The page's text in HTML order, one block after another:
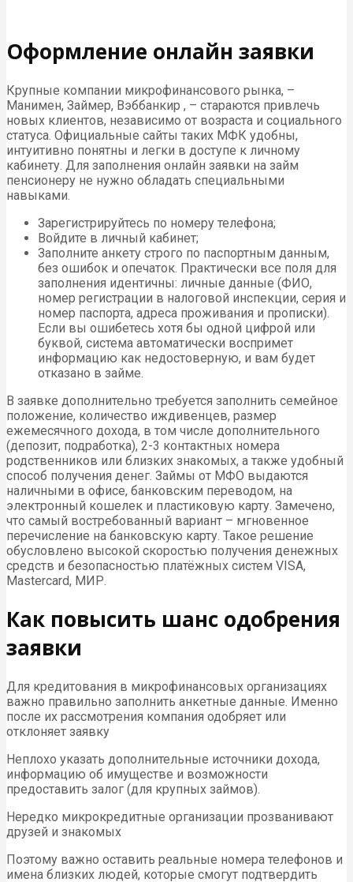
Оформление онлайн заявки
Крупные компании микрофинансового рынка, –
Манимен, Займер, Вэббанкир , – стараются привлечь
новых клиентов, независимо от возраста и социального
статуса. Официальные сайты таких МФК удобны,
интуитивно понятны и легки в доступе к личному
кабинету. Для заполнения онлайн заявки на займ
пенсионеру не нужно обладать специальными
навыками.
Зарегистрируйтесь по номеру телефона;
Войдите в личный кабинет;
Заполните анкету строго по паспортным данным,
без ошибок и опечаток. Практически все поля для
заполнения идентичны: личные данные (ФИО,
номер регистрации в налоговой инспекции, серия и
номер паспорта, адреса проживания и прописки).
Если вы ошибетесь хотя бы одной цифрой или
буквой, система автоматически воспримет
информацию как недостоверную, и вам будет
отказано в займе.
В заявке дополнительно требуется заполнить семейное
положение, количество иждивенцев, размер
ежемесячного дохода, в том числе дополнительного
(депозит, подработка), 2-3 контактных номера
родственников или близких знакомых, а также удобный
способ получения денег. Займы от МФО выдаются
наличными в офисе, банковским переводом, на
электронный кошелек и пластиковую карту. Замечено,
что самый востребованный вариант – мгновенное
перечисление на банковскую карту. Такое решение
обусловлено высокой скоростью получения денежных
средств и безопасностью платёжных систем VISA,
Mastercard, МИР.
Как повысить шанс одобрения
заявки
Для кредитования в микрофинансовых организациях
важно правильно заполнить анкетные данные. Именно
после их рассмотрения компания одобряет или
отклоняет заявку
Неплохо указать дополнительные источники дохода,
информацию об имуществе и возможности
предоставить залог (для крупных займов).
Нередко микрокредитные организации прозванивают
друзей и знакомых
Поэтому важно оставить реальные номера телефонов и
имена близких людей, которые смогут подтвердить